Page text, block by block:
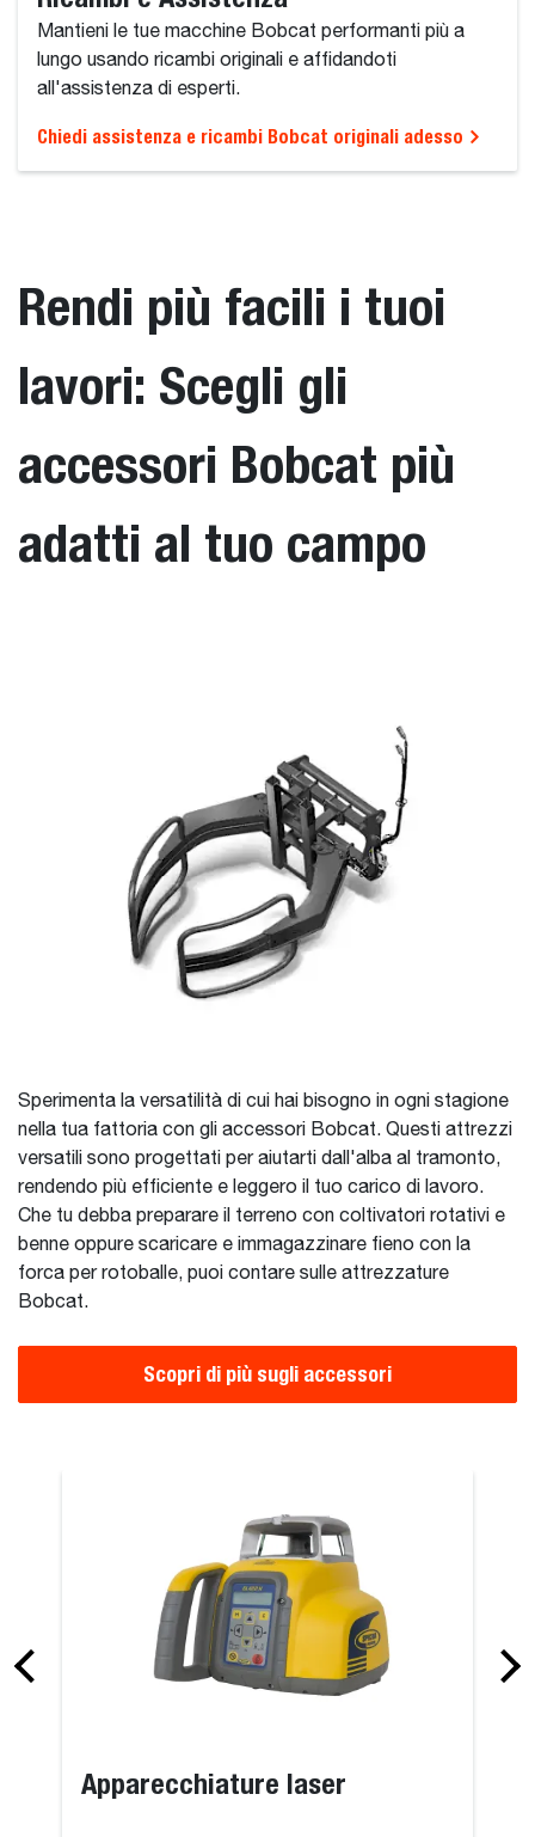
Mantieni le tue macchine Bobcat performanti più a
lungo usando ricambi originali e affidandoti
all'assistenza di esperti.
Chiedi assistenza e ricambi Bobcat originali adesso
Rendi più facili i tuoi
lavori: Scegli gli
accessori Bobcat più
adatti al tuo campo
Sperimenta la versatilità di cui hai bisogno in ogni stagione
nella tua fattoria con gli accessori Bobcat. Questi attrezzi
versatili sono progettati per aiutarti dall'alba al tramonto,
rendendo più efficiente e leggero il tuo carico di lavoro.
Che tu debba preparare il terreno con coltivatori rotativi e
benne oppure scaricare e immagazzinare fieno con la
forca per rotoballe, puoi contare sulle attrezzature
Bobcat.
Scopri di più sugli accessori
Apparecchiature laser